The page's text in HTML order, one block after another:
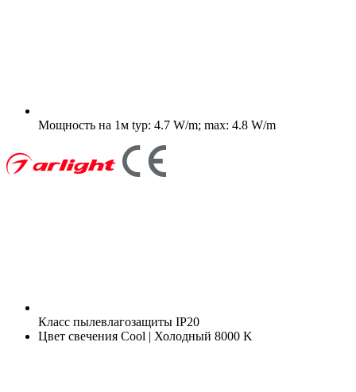
Мощность на 1м typ: 4.7 W/m; max: 4.8 W/m
Класс пылевлагозащиты IP20
Цвет свечения Cool | Холодный 8000 K